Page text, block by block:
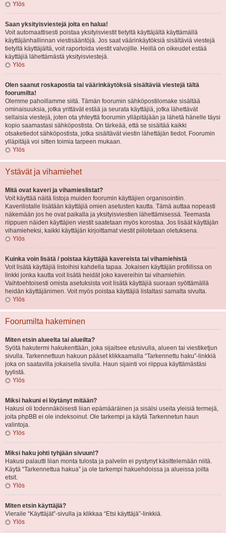
Ylös
Saan yksityisviestejä joita en halua!
Voit automaattisesti poistaa yksityisviestit tietyltä käyttäjältä käyttämällä
käyttäjänhallinnan viestisääntöjä. Jos saat väärinkäytöksiä sisältäviä viestejä
tietyltä käyttäjältä, voit raportoida viestit valvojille. Heillä on oikeudet estää
käyttäjiä lähettämästä yksityisviestejä.
Ylös
Olen saanut roskapostia tai väärinkäytöksiä sisältäviä viestejä tältä
foorumilta!
Olemme pahoillamme siitä. Tämän foorumin sähköpostilomake sisältää
ominaisuuksia, jotka yrittävät estää ja seurata käyttäjiä, jotka lähettävät
sellaisia viestejä, joten ota yhteyttä foorumin ylläpitäjään ja lähetä hänelle täysi
kopio saamastasi sähköpostista. On tärkeää, että se sisältää kaikki
otsaketiedot sähköpostista, jotka sisältävät viestin lähettäjän tiedot. Foorumin
ylläpitäjä voi sitten toimia tarpeen mukaan.
Ylös
Ystävät ja vihamiehet
Mitä ovat kaveri ja vihamieslistat?
Voit käyttää näitä listoja muiden foorumin käyttäjien organisointiin.
Kaverilistalle lisätään käyttäjiä omien asetusten kautta. Tämä auttaa nopeasti
näkemään jos he ovat paikalla ja yksityisviestien lähettämisessä. Teemasta
riippuen näiden käyttäjien viestit saatetaan myös korostaa. Jos lisäät käyttäjän
vihamieheksi, kaikki käyttäjän kirjoittamat viestit piilotetaan oletuksena.
Ylös
Kuinka voin lisätä / poistaa käyttäjiä kavereista tai vihamiehistä
Voit lisätä käyttäjiä listoihisi kahdella tapaa. Jokaisen käyttäjän profiilissa on
linkki jonka kautta voit lisätä heidät joko kavereihin tai vihamiehiin.
Vaihtoehtoisesti omista asetuksista voit lisätä käyttäjiä suoraan syöttämällä
heidän käyttäjänimen. Voit myös poistaa käyttäjiä listaltasi samalta sivulta.
Ylös
Foorumilta hakeminen
Miten etsin alueelta tai alueilta?
Syötä hakutermi hakukenttään, joka sijaitsee etusivulla, alueen tai viestiketjun
sivulla. Tarkennettuun hakuun pääset klikkaamalla “Tarkennettu haku”-linkkiä
joka on saatavilla jokaisella sivulla. Haun sijainti voi riippua käyttämästäsi
tyylistä.
Ylös
Miksi hakuni ei löytänyt mitään?
Hakusi oli todennäköisesti liian epämääräinen ja sisälsi useita yleisiä termejä,
joita phpBB ei ole indeksoinut. Ole tarkempi ja käytä Tarkennetun haun
valintoja.
Ylös
Miksi haku johti tyhjään sivuun!?
Hakusi palautti liian monta tulosta ja palvelin ei pystynyt käsittelemään niitä.
Käytä “Tarkennettua hakua” ja ole tarkempi hakuehdoissa ja alueissa joilta
etsit.
Ylös
Miten etsin käyttäjiä?
Vieraile “Käyttäjät”-sivulla ja klikkaa “Etsi käyttäjä”-linkkiä.
Ylös